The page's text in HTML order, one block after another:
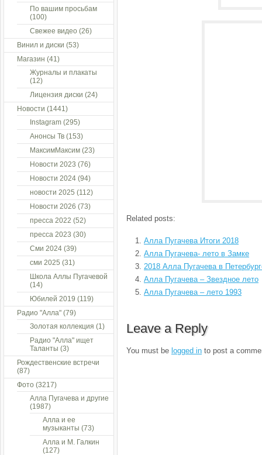
Related posts:
Алла Пугачева Итоги 2018
Алла Пугачева- лето в Замке
2018 Алла Пугачева в
Алла Пугачева – Звездное лето
Алла Пугачева – лето 1993
Leave a Reply
You must be logged in to post a
По вашим просьбам
(100)
Свежее видео (26)
Винил и диски (53)
Магазин (41)
Журналы и плакаты
(12)
Лицензия диски (24)
Новости (1441)
Instagram (295)
Анонсы Тв (153)
МаксимМаксим (23)
Новости 2023 (76)
Новости 2024 (94)
новости 2025 (112)
Новости 2026 (73)
пресса 2022 (52)
пресса 2023 (30)
Сми 2024 (39)
сми 2025 (31)
Школа Аллы Пугачевой
(14)
Юбилей 2019 (119)
Радио "Алла" (79)
Золотая коллекция (1)
Радио "Алла" ищет
Таланты (3)
Рождественские встречи
(87)
Фото (3217)
Алла Пугачева и другие
(1987)
Алла и ее
музыканты (73)
Алла и М. Галкин
(127)